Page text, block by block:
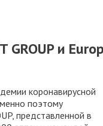
и
коронавирусной
поэтому
представленной в